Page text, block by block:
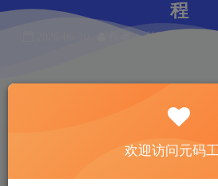
程
作者： 韩羽
欢迎访问元码